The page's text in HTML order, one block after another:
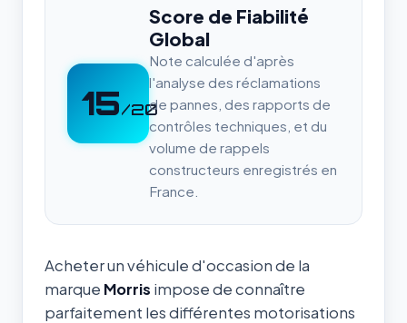
15/20
Score de Fiabilité
Global
Note calculée d'après
l'analyse des réclamations
de pannes, des rapports de
contrôles techniques, et du
volume de rappels
constructeurs enregistrés en
France.
Acheter un véhicule d'occasion de la
marque Morris impose de connaître
parfaitement les différentes motorisations